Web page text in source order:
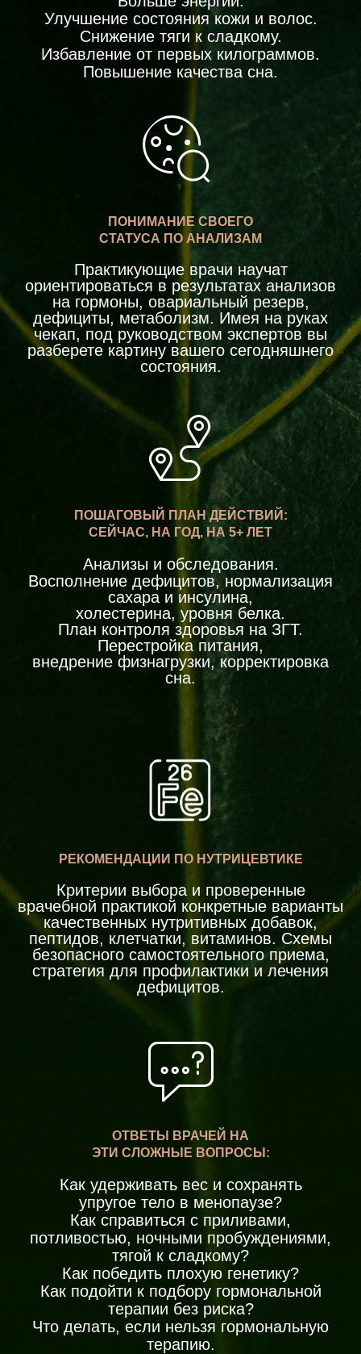
Улучшение состояния кожи и волос.
Cнижение тяги к сладкому.
Избавление от первых килограммов.
Повышение качества сна.
ПОНИМАНИЕ СВОЕГО
СТАТУСА ПО АНАЛИЗАМ
Практикующие врачи научат
ориентироваться в результатах анализов
на гормоны, овариальный резерв,
дефициты, метаболизм. Имея на руках
чекап, под руководством экспертов вы
разберете картину вашего сегодняшнего
состояния.
ПОШАГОВЫЙ ПЛАН ДЕЙСТВИЙ:
СЕЙЧАС, НА ГОД, НА 5+ ЛЕТ
Анализы и обследования.
Восполнение дефицитов, нормализация
сахара и инсулина,
холестерина, уровня белка.
План контроля здоровья на ЗГТ.
Перестройка питания,
внедрение физнагрузки, корректировка
сна.
РЕКОМЕНДАЦИИ ПО НУТРИЦЕВТИКЕ
Критерии выбора и проверенные
врачебной практикой конкретные варианты
качественных нутритивных добавок,
пептидов, клетчатки, витаминов. Схемы
безопасного самостоятельного приема,
стратегия для профилактики и лечения
дефицитов.
ОТВЕТЫ ВРАЧЕЙ НА
ЭТИ СЛОЖНЫЕ ВОПРОСЫ:
Как удерживать вес и сохранять
упругое тело в менопаузе?
Как справиться с приливами,
потливостью, ночными пробуждениями,
тягой к сладкому?
Как победить плохую генетику?
Как подойти к подбору гормональной
терапии без риска?
Что делать, если нельзя гормональную
терапию.